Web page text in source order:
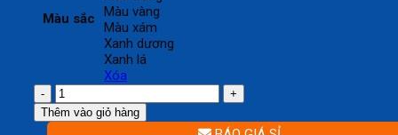
Màu sắc
Màu vàng
Màu xám
Xanh dương
Xanh lá
Xóa
Bình
đá
nhựa
Thêm vào giỏ hàng